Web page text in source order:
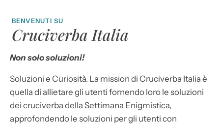
BENVENUTI SU
Cruciverba Italia
Non solo soluzioni!
Soluzioni e Curiosità. La mission di Cruciverba Italia è
quella di allietare gli utenti fornendo loro le soluzioni
dei cruciverba della Settimana Enigmistica,
approfondendo le soluzioni per gli utenti con